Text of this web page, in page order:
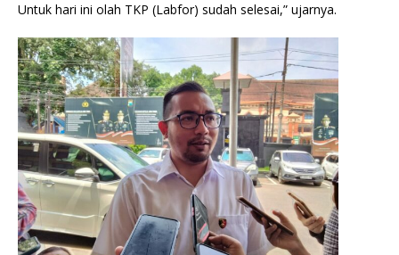
Untuk hari ini olah TKP (Labfor) sudah selesai,” ujarnya.